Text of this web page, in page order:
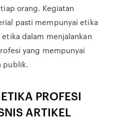
orang. Kegiatan
pasti mempunyai etika
dalam menjalankan
yang mempunyai
publik.
PROFESI
ARTIKEL